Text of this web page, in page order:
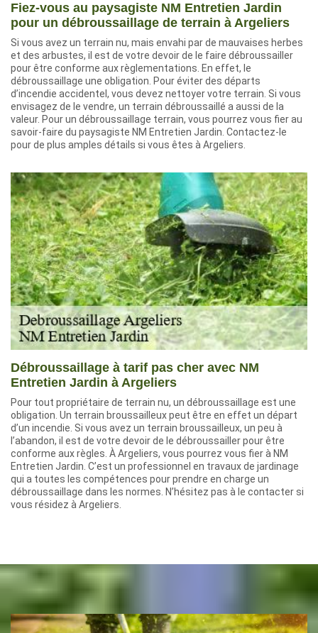
Fiez-vous au paysagiste NM Entretien Jardin
pour un débroussaillage de terrain à Argeliers
Si vous avez un terrain nu, mais envahi par de mauvaises herbes
et des arbustes, il est de votre devoir de le faire débroussailler
pour être conforme aux règlementations. En effet, le
débroussaillage une obligation. Pour éviter des départs
d’incendie accidentel, vous devez nettoyer votre terrain. Si vous
envisagez de le vendre, un terrain débroussaillé a aussi de la
valeur. Pour un débroussaillage terrain, vous pourrez vous fier au
savoir-faire du paysagiste NM Entretien Jardin. Contactez-le
pour de plus amples détails si vous êtes à Argeliers.
Débroussaillage à tarif pas cher avec NM
Entretien Jardin à Argeliers
Pour tout propriétaire de terrain nu, un débroussaillage est une
obligation. Un terrain broussailleux peut être en effet un départ
d’un incendie. Si vous avez un terrain broussailleux, un peu à
l’abandon, il est de votre devoir de le débroussailler pour être
conforme aux règles. À Argeliers, vous pourrez vous fier à NM
Entretien Jardin. C’est un professionnel en travaux de jardinage
qui a toutes les compétences pour prendre en charge un
débroussaillage dans les normes. N’hésitez pas à le contacter si
vous résidez à Argeliers.